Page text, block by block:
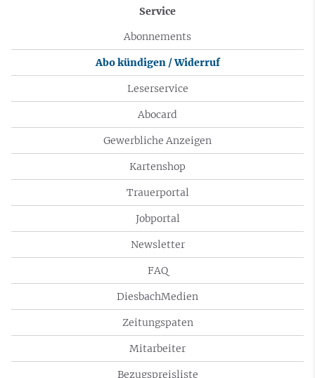
Service
Abonnements
Abo kündigen / Widerruf
Leserservice
Abocard
Gewerbliche Anzeigen
Kartenshop
Trauerportal
Jobportal
Newsletter
FAQ
DiesbachMedien
Zeitungspaten
Mitarbeiter
Bezugspreisliste